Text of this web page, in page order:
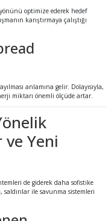
optimize ederek hedef
karıştırmaya çalıştığı
anlamına gelir. Dolayısıyla,
miktarı önemli ölçüde artar.
Yeni
de giderek daha sofistike
ile savunma sistemleri